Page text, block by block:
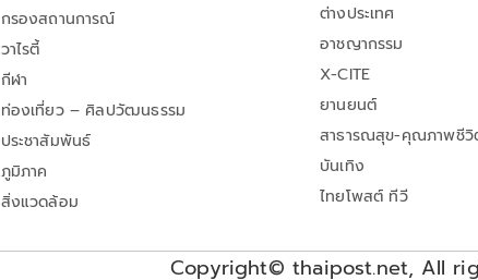
กรองสถานการณ์
วาไรตี้
กีฬา
ท่องเที่ยว – ศิลปวัฒนธรรม
ประชาสัมพันธ์
ภูมิภาค
สิ่งแวดล้อม
ต่างประเทศ
อาชญากรรม
X-CITE
ยานยนต์
สาธารณสุข-คุณภาพชีวิ
บันเทิง
ไทยโพสต์ ทีวี
Copyright© thaipost.net, All